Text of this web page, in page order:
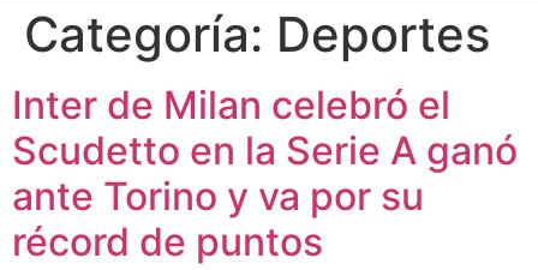
Categoría: Deportes
Inter de Milan celebró el
Scudetto en la Serie A ganó
ante Torino y va por su
récord de puntos